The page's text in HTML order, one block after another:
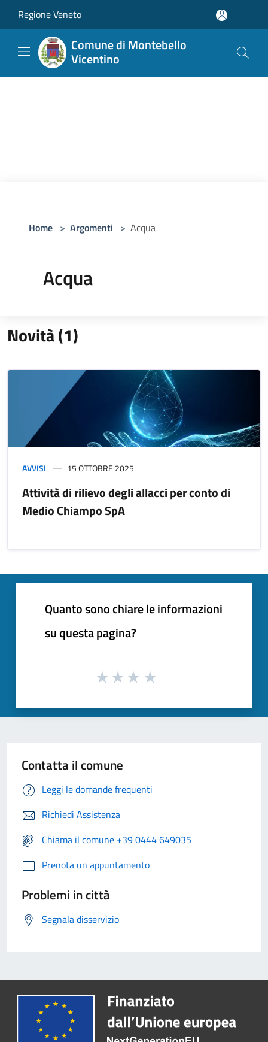
Regione Veneto
Comune di Montebello
Vicentino
Home > Argomenti > Acqua
Acqua
Novità (1)
AVVISI 15 OTTOBRE 2025
Attività di rilievo degli allacci per conto di
Medio Chiampo SpA
Quanto sono chiare le informazioni
su questa pagina?
Contatta il comune
Leggi le domande frequenti
Richiedi Assistenza
Chiama il comune +39 0444 649035
Prenota un appuntamento
Problemi in città
Segnala disservizio